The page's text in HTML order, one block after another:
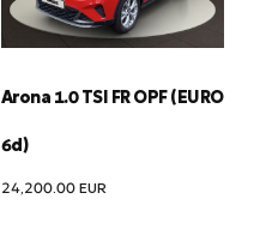
Arona 1.0 TSI FR OPF (EURO
6d)
24,200.00 EUR